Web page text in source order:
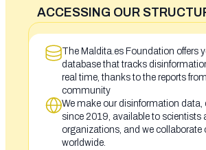
ACCESSING OUR
The Maldita.es Foundation offers
database that tracks
real time, thanks to the reports
community
We make our disinformation data,
since 2019, available to scientists
organizations, and we collaborate
worldwide.